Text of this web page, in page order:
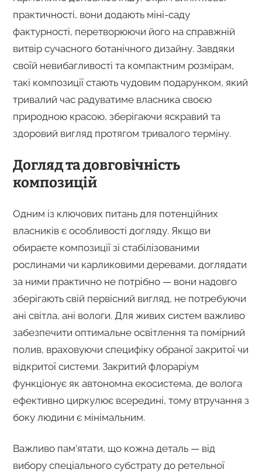
практичності, вони додають міні-саду
фактурності, перетворюючи його на справжній
витвір сучасного ботанічного дизайну. Завдяки
своїй невибагливості та компактним розмірам,
такі композиції стають чудовим подарунком, який
тривалий час радуватиме власника своєю
природною красою, зберігаючи яскравий та
здоровий вигляд протягом тривалого терміну.
Догляд та довговічність
композицій
Одним із ключових питань для потенційних
власників є особливості догляду. Якщо ви
обираєте композиції зі стабілізованими
рослинами чи карликовими деревами, доглядати
за ними практично не потрібно — вони надовго
зберігають свій первісний вигляд, не потребуючи
ані світла, ані вологи. Для живих систем важливо
забезпечити оптимальне освітлення та помірний
полив, враховуючи специфіку обраної закритої чи
відкритої системи. Закритий флораріум
функціонує як автономна екосистема, де волога
ефективно циркулює всередині, тому втручання з
боку людини є мінімальним.
Важливо пам’ятати, що кожна деталь — від
вибору спеціального субстрату до ретельної